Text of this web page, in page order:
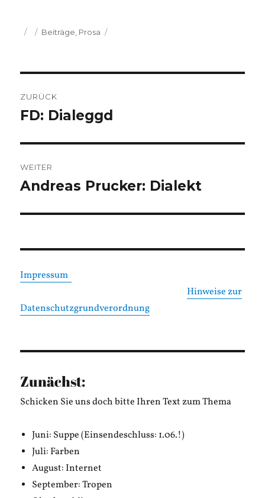
Veröffentlicht
Kategorien
Beiträge Prosa
ZURÜCK
Vorheriger
FD: Dialeggd
WEITER
Nächster
Andreas Prucker: Dialekt
Impressum
Hinweise zur
Datenschutzgrundverordnung
Zunächst:
Schicken Sie uns doch bitte Ihren Text zum Thema
Juni: Suppe (Einsendeschluss: 1.06.!)
Juli: Farben
August: Internet
September: Tropen